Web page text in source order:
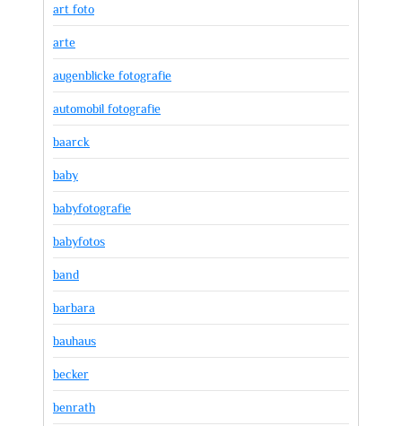
art foto
arte
augenblicke fotografie
automobil fotografie
baarck
baby
babyfotografie
babyfotos
band
barbara
bauhaus
becker
benrath